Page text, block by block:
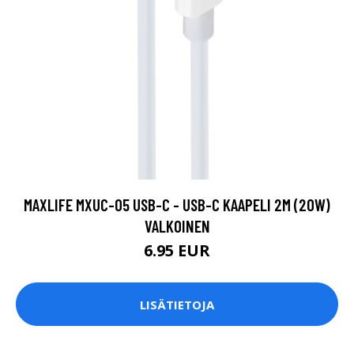
MAXLIFE MXUC-05 USB-C - USB-C KAAPELI 2M (20W)
VALKOINEN
6.95 EUR
LISÄTIETOJA